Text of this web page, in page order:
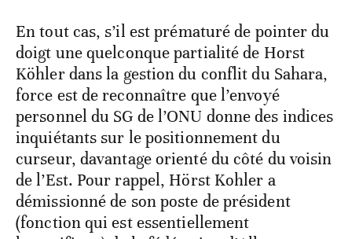
En tout cas, s’il est prématuré de pointer du
doigt une quelconque partialité de Horst
Köhler dans la gestion du conflit du Sahara,
force est de reconnaître que l’envoyé
personnel du SG de l’ONU donne des indices
inquiétants sur le positionnement du
curseur, davantage orienté du côté du voisin
de l’Est. Pour rappel, Hörst Kohler a
démissionné de son poste de président
(fonction qui est essentiellement